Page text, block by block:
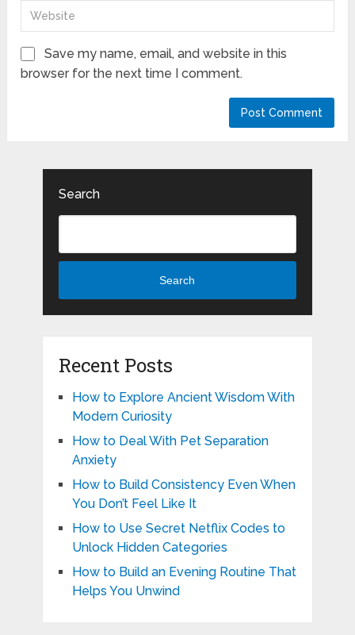
Save my name, email, and website in this
browser for the next time I comment.
Search
Search
Recent Posts
How to Explore Ancient Wisdom With
Modern Curiosity
How to Deal With Pet Separation
Anxiety
How to Build Consistency Even When
You Don’t Feel Like It
How to Use Secret Netflix Codes to
Unlock Hidden Categories
How to Build an Evening Routine That
Helps You Unwind